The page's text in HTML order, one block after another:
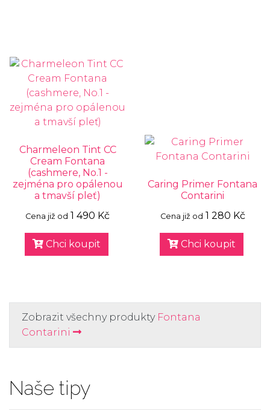
Charmeleon Tint CC
Cream Fontana
(cashmere, No.1 -
zejména pro opálenou
a tmavší pleť)
Cena již od 1 490 Kč
Chci koupit
Caring Primer Fontana
Contarini
Cena již od 1 280 Kč
Chci koupit
Zobrazit všechny produkty Fontana
Contarini
Naše tipy